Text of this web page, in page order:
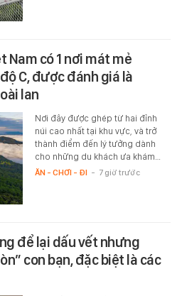
Nam có 1 nơi mát mẻ
C, được đánh giá là
lan
Nơi đây được ghép từ hai đỉnh
núi cao nhất tại khu vực, và trở
thành điểm đến lý tưởng dành
cho những du khách ưa khám…
ĂN - CHƠI - ĐI - 7 giờ trước
để lại dấu vết nhưng
con bạn, đặc biệt là các